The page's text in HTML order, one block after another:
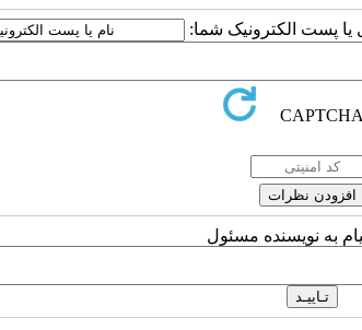
یا پست الکترونیک شما:
به نویسنده مسئول